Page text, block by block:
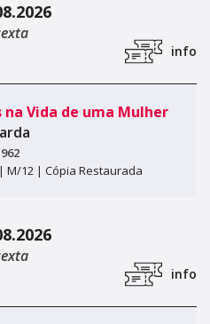
info
na Vida de uma Mulher
M/12 | Cópia Restaurada
info